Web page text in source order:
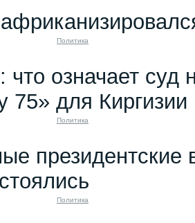
Политика
что означает
75» для Киргизии
Политика
Политика